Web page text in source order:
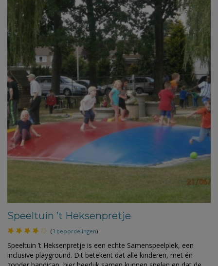
Speeltuin ’t Heksenpretje
(3 beoordelingen)
Speeltuin ’t Heksenpretje is een echte Samenspeelplek, een
inclusive playground. Dit betekent dat alle kinderen, met én